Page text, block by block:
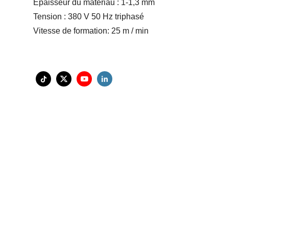
Épaisseur du matériau : 1-1,3 mm
Tension : 380 V 50 Hz triphasé
Vitesse de formation: 25 m / min